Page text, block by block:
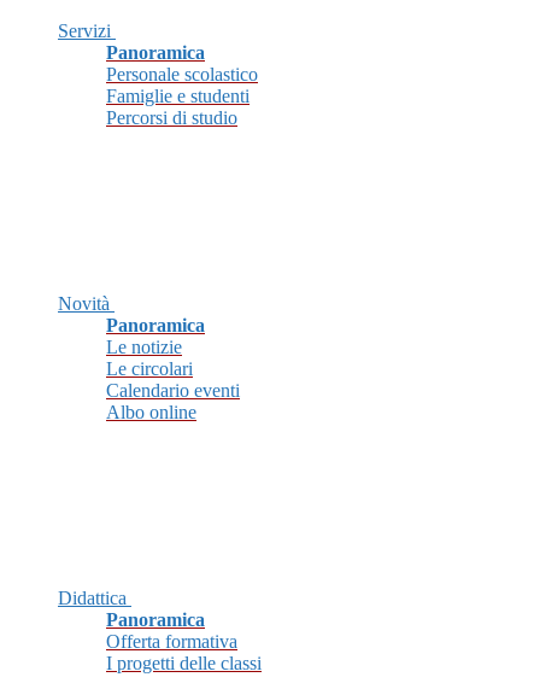
Servizi
Panoramica
Personale scolastico
Famiglie e studenti
Percorsi di studio
Novità
Panoramica
Le notizie
Le circolari
Calendario eventi
Albo online
Didattica
Panoramica
Offerta formativa
I progetti delle classi